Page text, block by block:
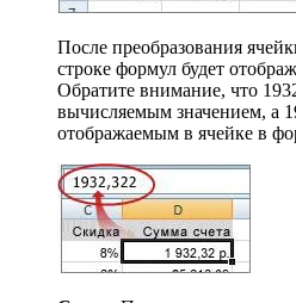
После преобразования
строке формул будет
Обратите внимание, что
вычисляемым значением, а
отображаемым в ячейке в